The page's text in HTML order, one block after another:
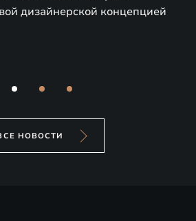
дизайнерской концепцией
НОВОСТИ